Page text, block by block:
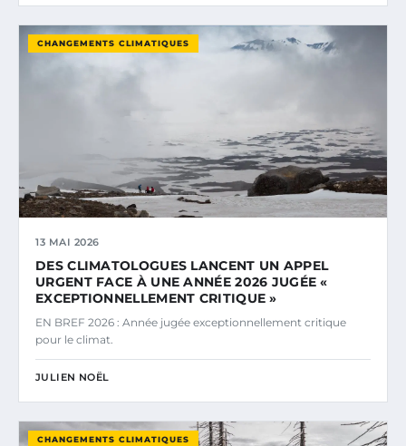
CHANGEMENTS CLIMATIQUES
13 MAI 2026
DES CLIMATOLOGUES LANCENT UN APPEL
URGENT FACE À UNE ANNÉE 2026 JUGÉE «
EXCEPTIONNELLEMENT CRITIQUE »
EN BREF 2026 : Année jugée exceptionnellement critique
pour le climat.
JULIEN NOËL
CHANGEMENTS CLIMATIQUES